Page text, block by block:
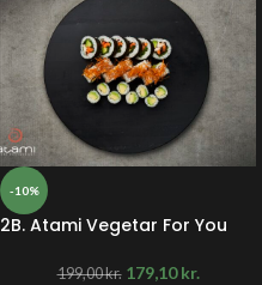
-10%
2B. Atami Vegetar For You
199,00kr. 179,10kr.